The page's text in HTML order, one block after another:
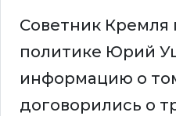
Советник
политике Юрий
информацию о
договорились о